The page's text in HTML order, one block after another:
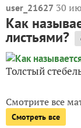
user_21627 30
Как
листьями?
Толстый
Смотрите все
Смотреть все